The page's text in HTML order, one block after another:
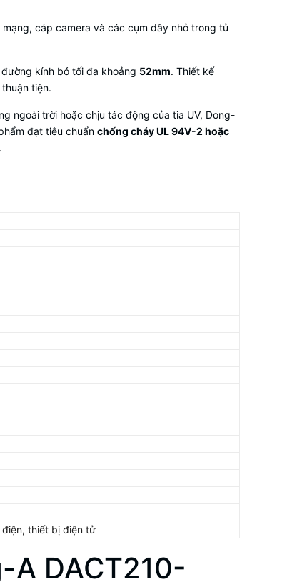
cáp camera và các cụm dây nhỏ trong tủ
đường kính bó tối đa khoảng 52mm. Thiết kế
tiện.
ngoài trời hoặc chịu tác động của tia UV, Dong-
đạt tiêu chuẩn chống cháy UL 94V-2 hoặc
thiết bị điện tử
A DACT210-